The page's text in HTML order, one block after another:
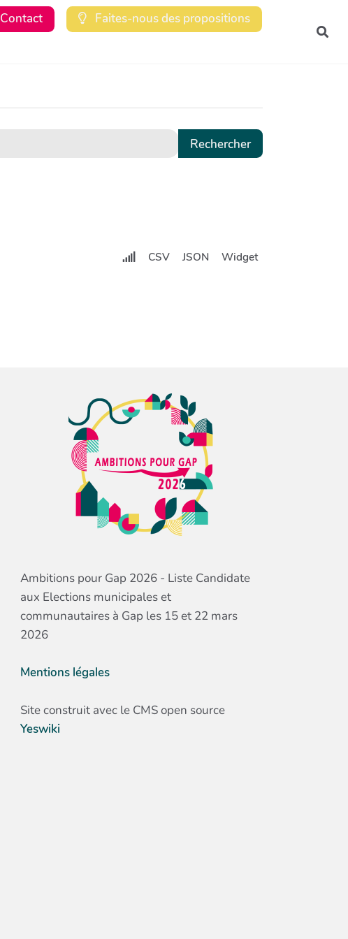
Contact
Faites-nous des propositions
CSV JSON Widget
Ambitions pour Gap 2026 - Liste Candidate
aux Elections municipales et
communautaires à Gap les 15 et 22 mars
2026
Mentions légales
Site construit avec le CMS open source
Yeswiki